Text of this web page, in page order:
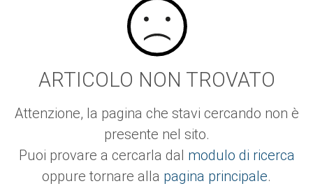
ARTICOLO NON TROVATO
Attenzione, la pagina che stavi cercando non è
presente nel sito.
Puoi provare a cercarla dal modulo di ricerca
oppure tornare alla pagina principale.